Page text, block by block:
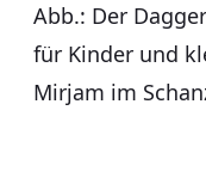
Abb.: Der
für Kinder und
Mirjam im